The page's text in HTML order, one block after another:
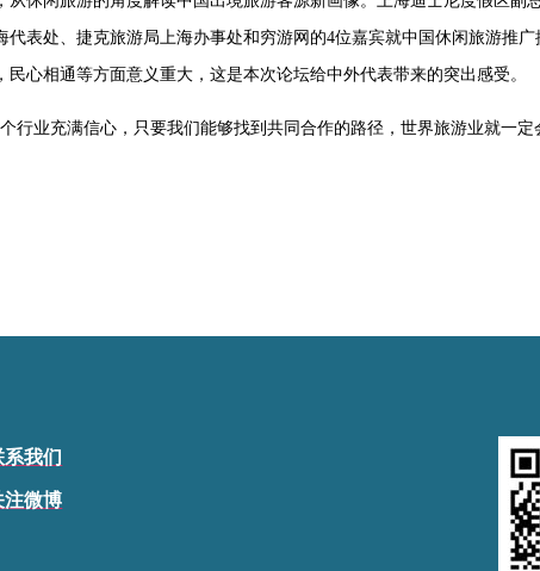
表处、捷克旅游局上海办事处和穷游网的4位嘉宾就中国休闲旅游推
心相通等方面意义重大，这是本次论坛给中外代表带来的突出感受。
业充满信心，只要我们能够找到共同合作的路径，世界旅游业就一定
系我们
注微博